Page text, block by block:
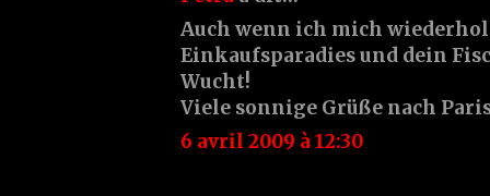
Auch wenn ich mich
Einkaufsparadies und dein
Wucht!
Viele sonnige Grüße nach
6 avril 2009 à 12:30